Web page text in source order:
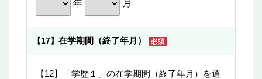
年 月
【17】 在学期間（終了年月）
【12】「学歴１」の在学期間（終了年月）を選